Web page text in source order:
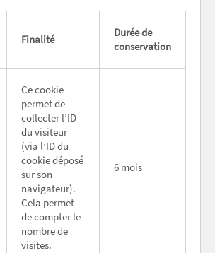
Finalité
Durée de
conservation
Ce cookie
permet de
collecter l’ID
du visiteur
(via l’ID du
cookie déposé
sur son
navigateur).
Cela permet
de compter le
nombre de
visites.
6 mois